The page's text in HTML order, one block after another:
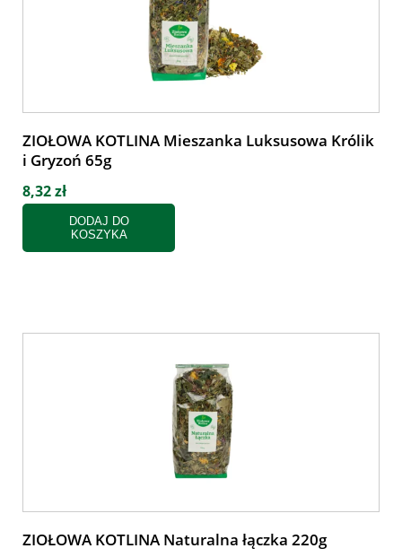
ZIOŁOWA KOTLINA Mieszanka Luksusowa Królik
i Gryzoń 65g
8,32 zł
DODAJ DO
KOSZYKA
ZIOŁOWA KOTLINA Naturalna łączka 220g